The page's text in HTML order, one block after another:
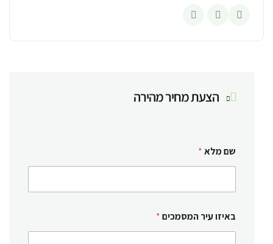
הצעת מחיר מהירה
שם מלא*
באיזו עיר המסמכים*